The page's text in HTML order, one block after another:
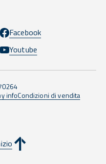
Facebook
Youtube
infoCondizioni di vendita